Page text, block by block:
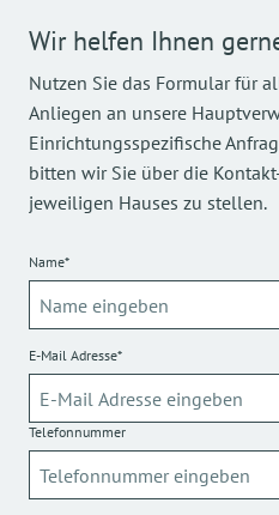
Wir helfen Ihnen
Nutzen Sie das Formular für
Anliegen an unsere
Einrichtungsspezifische
bitten wir Sie über die
jeweiligen Hauses zu stellen.
Name*
E-Mail Adresse*
Telefonnummer